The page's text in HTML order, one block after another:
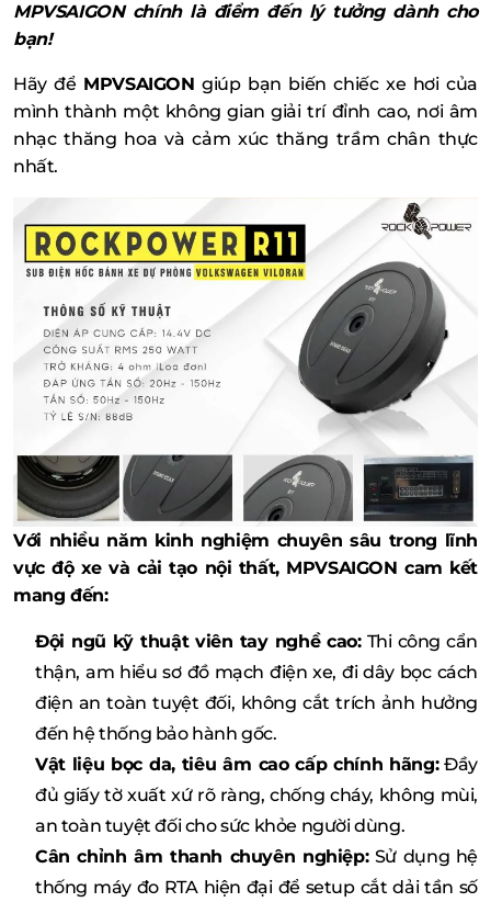
MPVSAIGON chính là điểm đến lý tưởng dành cho
bạn!
Hãy để MPVSAIGON giúp bạn biến chiếc xe hơi của
mình thành một không gian giải trí đỉnh cao, nơi âm
nhạc thăng hoa và cảm xúc thăng trầm chân thực
nhất.
Với nhiều năm kinh nghiệm chuyên sâu trong lĩnh
vực độ xe và cải tạo nội thất, MPVSAIGON cam kết
mang đến:
Đội ngũ kỹ thuật viên tay nghề cao:Thi công cẩn
thận, am hiểu sơ đồ mạch điện xe, đi dây bọc cách
điện an toàn tuyệt đối, không cắt trích ảnh hưởng
đến hệ thống bảo hành gốc.
Vật liệu bọc da, tiêu âm cao cấp chính hãng:Đầy
đủ giấy tờ xuất xứ rõ ràng, chống cháy, không mùi,
an toàn tuyệt đối cho sức khỏe người dùng.
Cân chỉnh âm thanh chuyên nghiệp:Sử dụng hệ
thống máy đo RTA hiện đại để setup cắt dải tần số